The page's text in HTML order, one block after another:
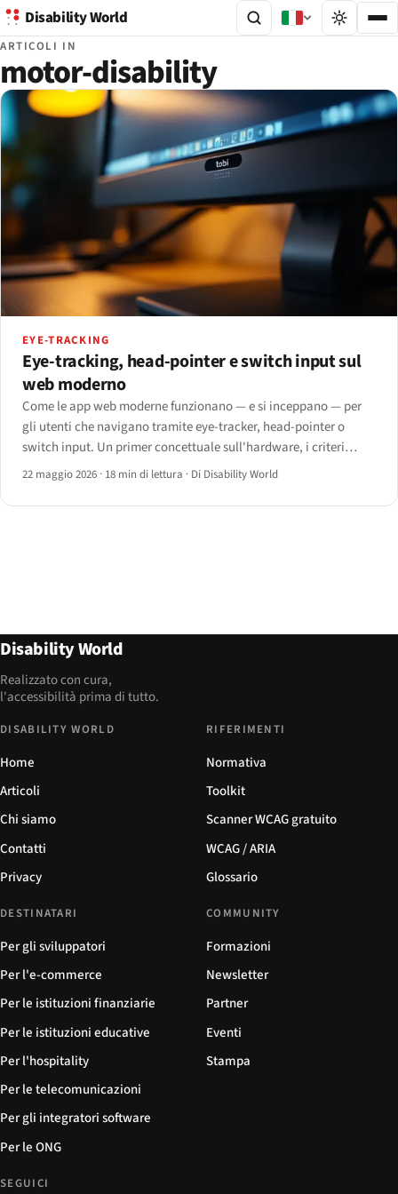
Disability World
ARTICOLI IN
motor-disability
EYE-TRACKING
Eye-tracking, head-pointer e switch input sul
web moderno
Come le app web moderne funzionano — e si inceppano — per
gli utenti che navigano tramite eye-tracker, head-pointer o
switch input. Un primer concettuale sull'hardware, i criteri
WCAG pertinenti e i design pattern che resistono all'input su
22 maggio 2026 · 18 min di lettura · Di Disability World
Disability World
Realizzato con cura,
l'accessibilità prima di tutto.
DISABILITY WORLD
Home
Articoli
Chi siamo
Contatti
Privacy
RIFERIMENTI
Normativa
Toolkit
Scanner WCAG gratuito
WCAG / ARIA
Glossario
DESTINATARI
Per gli sviluppatori
Per l'e-commerce
Per le istituzioni finanziarie
Per le istituzioni educative
Per l'hospitality
Per le telecomunicazioni
Per gli integratori software
Per le ONG
COMMUNITY
Formazioni
Newsletter
Partner
Eventi
Stampa
SEGUICI